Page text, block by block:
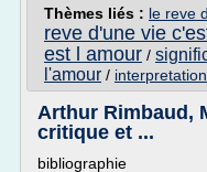
Thèmes liés : le reve
reve d'une vie
est l amour /
l'amour /
Arthur Rimbaud,
critique et ...
bibliographie